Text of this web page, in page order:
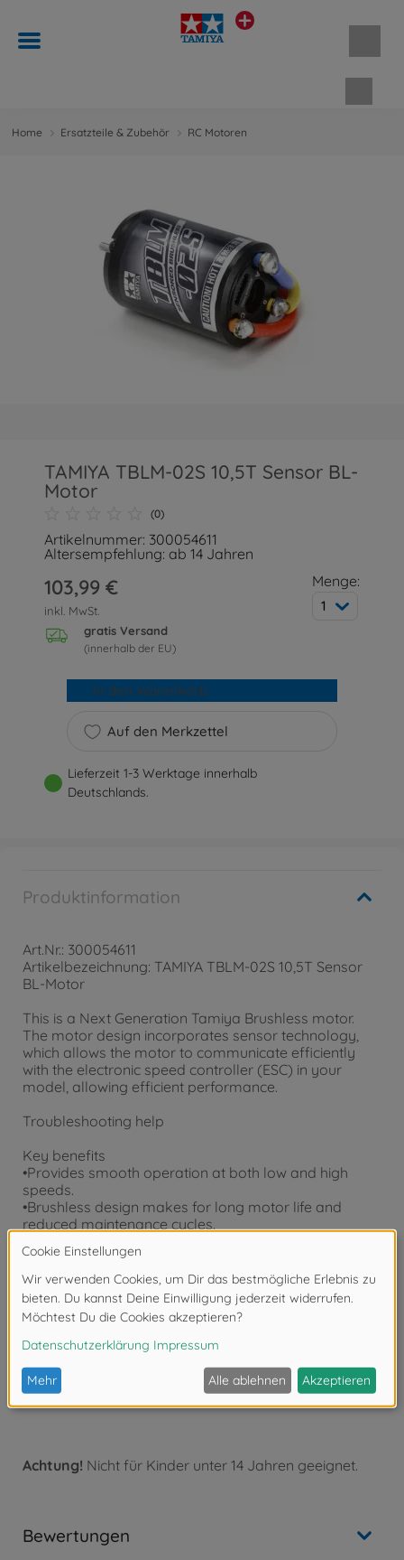
Home Ersatzteile & Zubehör RC Motoren
TAMIYA TBLM-02S 10,5T Sensor BL-
Motor
(0)
Artikelnummer: 300054611
Altersempfehlung: ab 14 Jahren
103,99 €
inkl. MwSt.
gratis Versand
(innerhalb der EU)
Menge:
1
Auf den Merkzettel
In den Warenkorb
Lieferzeit 1-3 Werktage innerhalb
Deutschlands.
Produktinformation
Art.Nr.: 300054611
Artikelbezeichnung: TAMIYA TBLM-02S 10,5T Sensor
BL-Motor
This is a Next Generation Tamiya Brushless motor.
The motor design incorporates sensor technology,
which allows the motor to communicate efficiently
with the electronic speed controller (ESC) in your
model, allowing efficient performance.
Troubleshooting help
Key benefits
•Provides smooth operation at both low and high
speeds.
•Brushless design makes for long motor life and
reduced maintenance cycles.
•Ideally suited to use with Item 45066 Tamiya
Brushless ESC 03 (Sensored). Also compatible with
Item 45047 (TBLE-01S) and Item 45057* (TBLE-02S).
•When using Item 54611 (10.5T) with Item 45057 (TBLE-
02S), it is highly recommended to install Item 45063
TFU-01 ESC Cooling Fan Unit to ESC, as ESC's overheat
protection function may be activated due to excessive
•Motor timing is adjustable. 54612 Tamiya Brushless
Motor 02 (Sensored) 15.5T
Achtung! Nicht für Kinder unter 14 Jahren geeignet.
Bewertungen